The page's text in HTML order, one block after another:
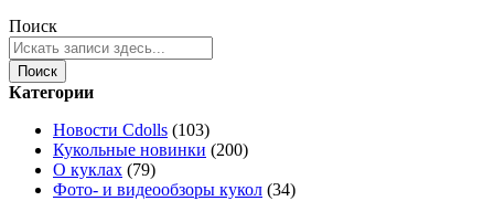
Поиск
Поиск
Категории
Новости Cdolls (103)
Кукольные новинки (200)
О куклах (79)
Фото- и видеообзоры кукол (34)